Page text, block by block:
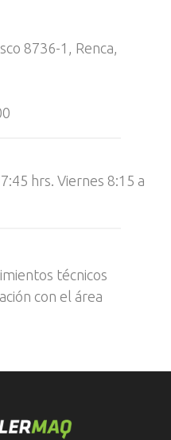
8736-1, Renca,
hrs. Viernes 8:15 a
técnicos
con el área